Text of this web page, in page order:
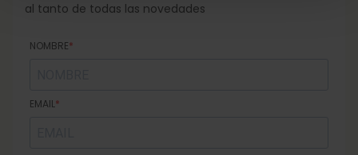
al tanto de todas las novedades
NOMBRE
EMAIL